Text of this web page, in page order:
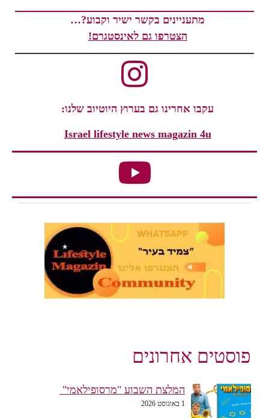
מתעניינים בקשר ישיר וקבוע?…
הצטרפו גם לאינסטגרם!
עקבו אחרינו גם בערוץ היוטיוב שלנו:
Israel lifestyle news magazin 4u
פוסטים אחרונים
המלצת השבוע "מרסופילאמי"
1 באוגוסט 2026